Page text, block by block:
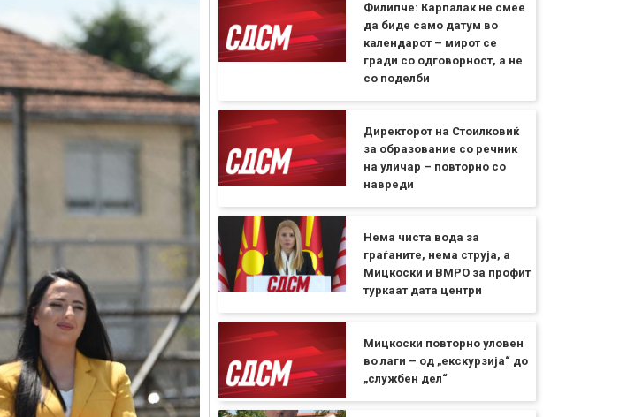
Филипче: Карпалак не смее
да биде само датум во
календарот – мирот се
гради со одговорност, а не
со поделби
Директорот на Стоилковиќ
за образование со речник
на уличар – повторно со
навреди
Нема чиста вода за
граѓаните, нема струја, а
Мицкоски и ВМРО за профит
туркаат дата центри
Мицкоски повторно уловен
во лаги – од „екскурзија“ до
„службен дел“